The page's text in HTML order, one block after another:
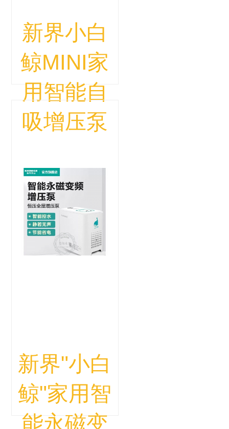
新界小白
鲸MINI家
用智能自
吸增压泵
新界"小白
鲸"家用智
能永磁变